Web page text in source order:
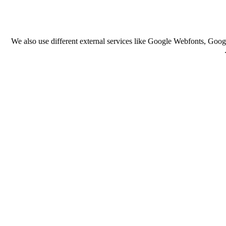
We also use different external services like Google Webfonts,